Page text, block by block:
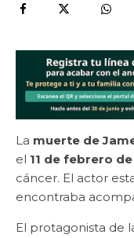
La muerte de
el 11 de febrero
cáncer. El actor
encontraba
El protagonista de